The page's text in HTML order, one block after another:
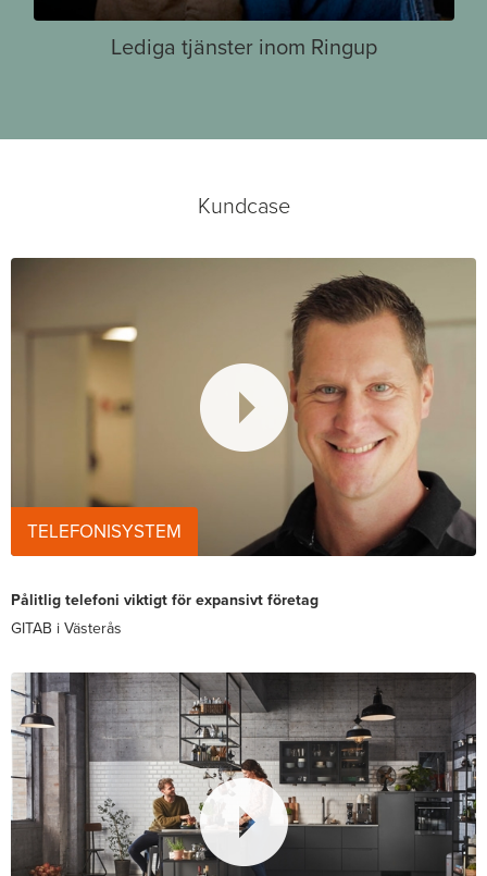
Lediga tjänster inom Ringup
Kundcase
TELEFONISYSTEM
Pålitlig telefoni viktigt för expansivt företag
GITAB i Västerås